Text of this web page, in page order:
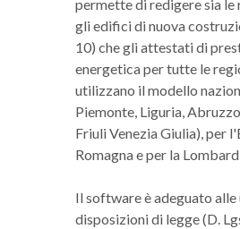
permette di redigere sia le
gli edifici di nuova
10) che gli attestati di
energetica per tutte le
utilizzano il modello
Piemonte, Liguria,
Friuli Venezia Giulia), per
Romagna e per la
Il software è adeguato
disposizioni di legge (D.